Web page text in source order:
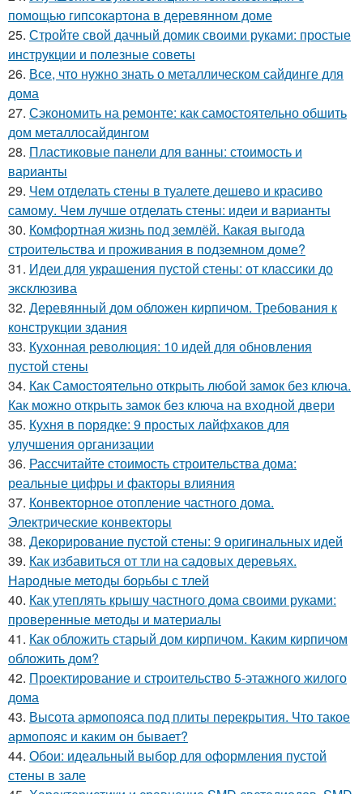
помощью гипсокартона в деревянном доме
25. Стройте свой дачный домик своими руками: простые
инструкции и полезные советы
26. Все, что нужно знать о металлическом сайдинге для
дома
27. Сэкономить на ремонте: как самостоятельно обшить
дом металлосайдингом
28. Пластиковые панели для ванны: стоимость и
варианты
29. Чем отделать стены в туалете дешево и красиво
самому. Чем лучше отделать стены: идеи и варианты
30. Комфортная жизнь под землёй. Какая выгода
строительства и проживания в подземном доме?
31. Идеи для украшения пустой стены: от классики до
эксклюзива
32. Деревянный дом обложен кирпичом. Требования к
конструкции здания
33. Кухонная революция: 10 идей для обновления
пустой стены
34. Как Самостоятельно открыть любой замок без ключа.
Как можно открыть замок без ключа на входной двери
35. Кухня в порядке: 9 простых лайфхаков для
улучшения организации
36. Рассчитайте стоимость строительства дома:
реальные цифры и факторы влияния
37. Конвекторное отопление частного дома.
Электрические конвекторы
38. Декорирование пустой стены: 9 оригинальных идей
39. Как избавиться от тли на садовых деревьях.
Народные методы борьбы с тлей
40. Как утеплять крышу частного дома своими руками:
проверенные методы и материалы
41. Как обложить старый дом кирпичом. Каким кирпичом
обложить дом?
42. Проектирование и строительство 5-этажного жилого
дома
43. Высота армопояса под плиты перекрытия. Что такое
армопояс и каким он бывает?
44. Обои: идеальный выбор для оформления пустой
стены в зале